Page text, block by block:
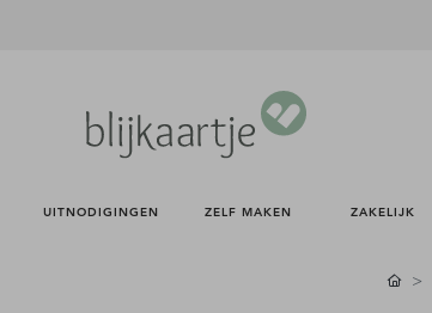
UITNODIGINGEN ZELF MAKEN ZAKELIJK